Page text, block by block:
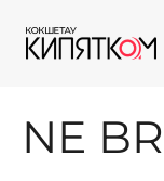
NE